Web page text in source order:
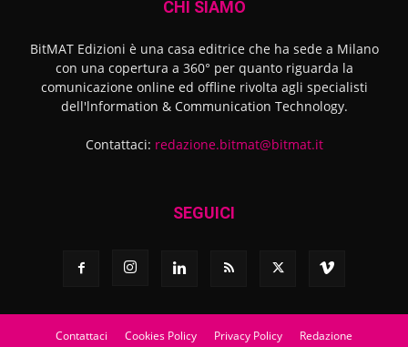
CHI SIAMO
BitMAT Edizioni è una casa editrice che ha sede a Milano
con una copertura a 360° per quanto riguarda la
comunicazione online ed offline rivolta agli specialisti
dell'lnformation & Communication Technology.
Contattaci: redazione.bitmat@bitmat.it
SEGUICI
Contattaci Cookies Policy Privacy Policy Redazione